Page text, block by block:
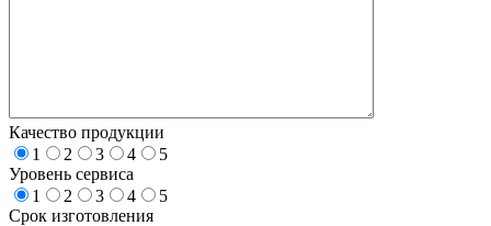
Качество продукции
1
2 3 4
5
Уровень сервиса
1
2 3 4
5
Срок изготовления